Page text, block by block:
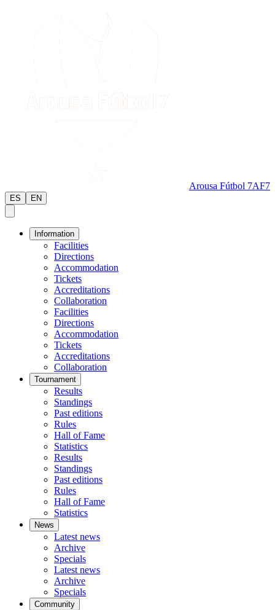
Arousa Fútbol 7AF7
ES EN
Information
Facilities
Directions
Accommodation
Tickets
Accreditations
Collaboration
Facilities
Directions
Accommodation
Tickets
Accreditations
Collaboration
Tournament
Results
Standings
Past editions
Rules
Hall of Fame
Statistics
Results
Standings
Past editions
Rules
Hall of Fame
Statistics
News
Latest news
Archive
Specials
Latest news
Archive
Specials
Community